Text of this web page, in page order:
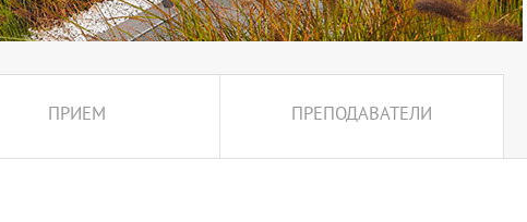
ПРИЕМ ПРЕПОДАВАТЕЛИ